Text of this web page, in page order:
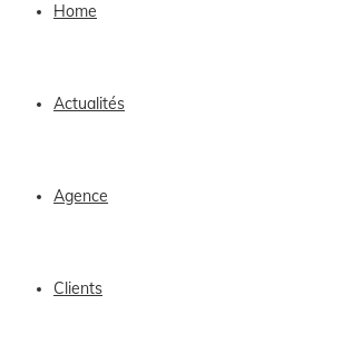
Home
Actualités
Agence
Clients